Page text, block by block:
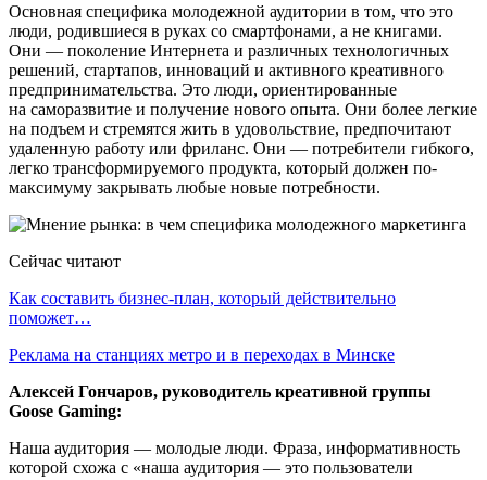
Основная специфика молодежной аудитории в том, что это
люди, родившиеся в руках со смартфонами, а не книгами.
Они — поколение Интернета и различных технологичных
решений, стартапов, инноваций и активного креативного
предпринимательства. Это люди, ориентированные
на саморазвитие и получение нового опыта. Они более легкие
на подъем и стремятся жить в удовольствие, предпочитают
удаленную работу или фриланс. Они — потребители гибкого,
легко трансформируемого продукта, который должен по-
максимуму закрывать любые новые потребности.
Сейчас читают
Как составить бизнес-план, который действительно
поможет…
Реклама на станциях метро и в переходах в Минске
Алексей Гончаров, руководитель креативной группы
Goose Gaming:
Наша аудитория — молодые люди. Фраза, информативность
которой схожа с «наша аудитория — это пользователи